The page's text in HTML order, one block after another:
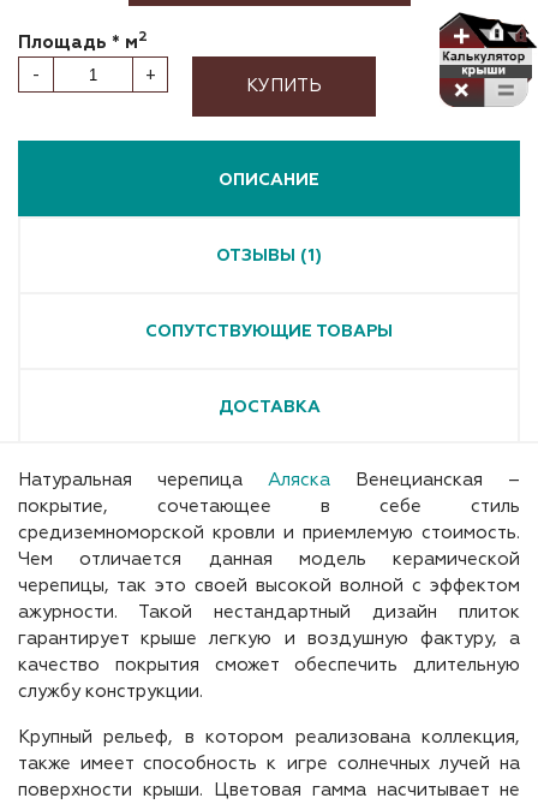
Площадь * м2
- + КУПИТЬ
ОПИСАНИЕ
ОТЗЫВЫ (1)
СОПУТСТВУЮЩИЕ ТОВАРЫ
ДОСТАВКА
Натуральная черепица Аляска Венецианская –
покрытие, сочетающее в себе стиль
средиземноморской кровли и приемлемую стоимость.
Чем отличается данная модель керамической
черепицы, так это своей высокой волной с эффектом
ажурности. Такой нестандартный дизайн плиток
гарантирует крыше легкую и воздушную фактуру, а
качество покрытия сможет обеспечить длительную
службу конструкции.
Крупный рельеф, в котором реализована коллекция,
также имеет способность к игре солнечных лучей на
поверхности крыши. Цветовая гамма насчитывает не